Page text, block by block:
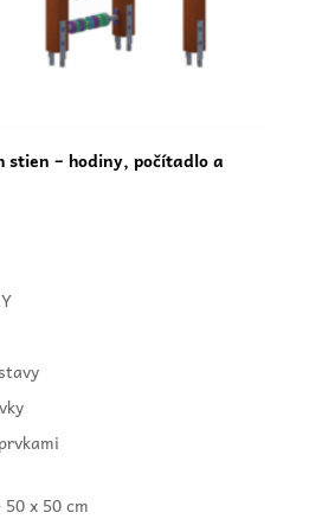
stien – hodiny, počítadlo a
x 50 cm